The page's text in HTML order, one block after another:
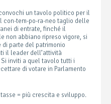
un tavolo politico per il
tem-po-ra-neo taglio delle
di entrate, finché il
non abbiano ripreso vigore, si
di parte del patrimonio
il leader dell’attività
inviti a quel tavolo tutti i
di votare in Parlamento
= più crescita e sviluppo.